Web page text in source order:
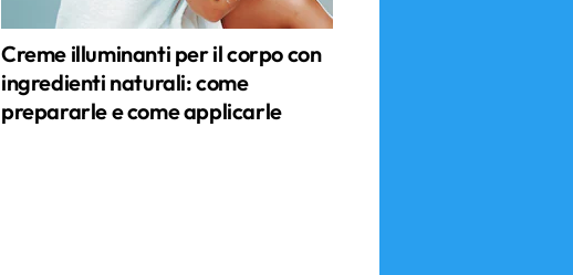
Creme illuminanti per il corpo con
ingredienti naturali: come
prepararle e come applicarle